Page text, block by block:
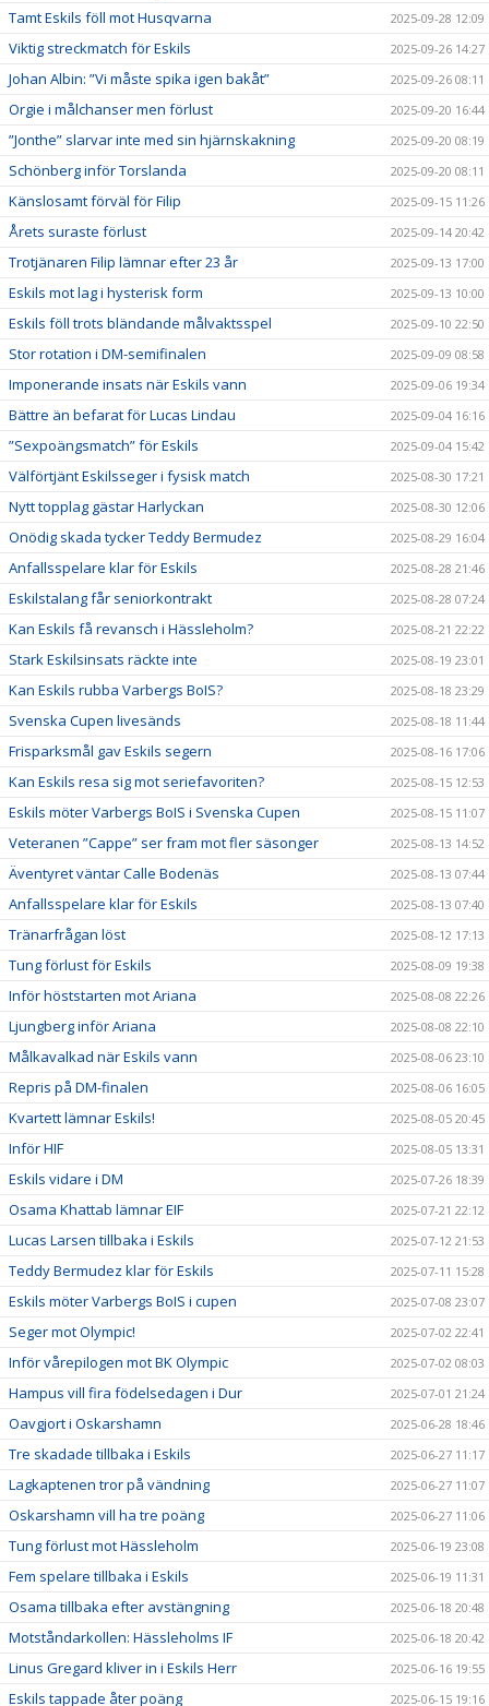
Tamt Eskils föll mot Husqvarna 2025-09-28 12:09
Viktig streckmatch för Eskils 2025-09-26 14:27
Johan Albin: ”Vi måste spika igen bakåt” 2025-09-26 08:11
Orgie i målchanser men förlust 2025-09-20 16:44
”Jonthe” slarvar inte med sin hjärnskakning 2025-09-20 08:19
Schönberg inför Torslanda 2025-09-20 08:11
Känslosamt förväl för Filip 2025-09-15 11:26
Årets suraste förlust 2025-09-14 20:42
Trotjänaren Filip lämnar efter 23 år 2025-09-13 17:00
Eskils mot lag i hysterisk form 2025-09-13 10:00
Eskils föll trots bländande målvaktsspel 2025-09-10 22:50
Stor rotation i DM-semifinalen 2025-09-09 08:58
Imponerande insats när Eskils vann 2025-09-06 19:34
Bättre än befarat för Lucas Lindau 2025-09-04 16:16
”Sexpoängsmatch” för Eskils 2025-09-04 15:42
Välförtjänt Eskilsseger i fysisk match 2025-08-30 17:21
Nytt topplag gästar Harlyckan 2025-08-30 12:06
Onödig skada tycker Teddy Bermudez 2025-08-29 16:04
Anfallsspelare klar för Eskils 2025-08-28 21:46
Eskilstalang får seniorkontrakt 2025-08-28 07:24
Kan Eskils få revansch i Hässleholm? 2025-08-21 22:22
Stark Eskilsinsats räckte inte 2025-08-19 23:01
Kan Eskils rubba Varbergs BoIS? 2025-08-18 23:29
Svenska Cupen livesänds 2025-08-18 11:44
Frisparksmål gav Eskils segern 2025-08-16 17:06
Kan Eskils resa sig mot seriefavoriten? 2025-08-15 12:53
Eskils möter Varbergs BoIS i Svenska Cupen 2025-08-15 11:07
Veteranen ”Cappe” ser fram mot fler säsonger 2025-08-13 14:52
Äventyret väntar Calle Bodenäs 2025-08-13 07:44
Anfallsspelare klar för Eskils 2025-08-13 07:40
Tränarfrågan löst 2025-08-12 17:13
Tung förlust för Eskils 2025-08-09 19:38
Inför höststarten mot Ariana 2025-08-08 22:26
Ljungberg inför Ariana 2025-08-08 22:10
Målkavalkad när Eskils vann 2025-08-06 23:10
Repris på DM-finalen 2025-08-06 16:05
Kvartett lämnar Eskils! 2025-08-05 20:45
Inför HIF 2025-08-05 13:31
Eskils vidare i DM 2025-07-26 18:39
Osama Khattab lämnar EIF 2025-07-21 22:12
Lucas Larsen tillbaka i Eskils 2025-07-12 21:53
Teddy Bermudez klar för Eskils 2025-07-11 15:28
Eskils möter Varbergs BoIS i cupen 2025-07-08 23:07
Seger mot Olympic! 2025-07-02 22:41
Inför vårepilogen mot BK Olympic 2025-07-02 08:03
Hampus vill fira födelsedagen i Dur 2025-07-01 21:24
Oavgjort i Oskarshamn 2025-06-28 18:46
Tre skadade tillbaka i Eskils 2025-06-27 11:17
Lagkaptenen tror på vändning 2025-06-27 11:07
Oskarshamn vill ha tre poäng 2025-06-27 11:06
Tung förlust mot Hässleholm 2025-06-19 23:08
Fem spelare tillbaka i Eskils 2025-06-19 11:31
Osama tillbaka efter avstängning 2025-06-18 20:48
Motståndarkollen: Hässleholms IF 2025-06-18 20:42
Linus Gregard kliver in i Eskils Herr 2025-06-16 19:55
Eskils tappade åter poäng 2025-06-15 19:16